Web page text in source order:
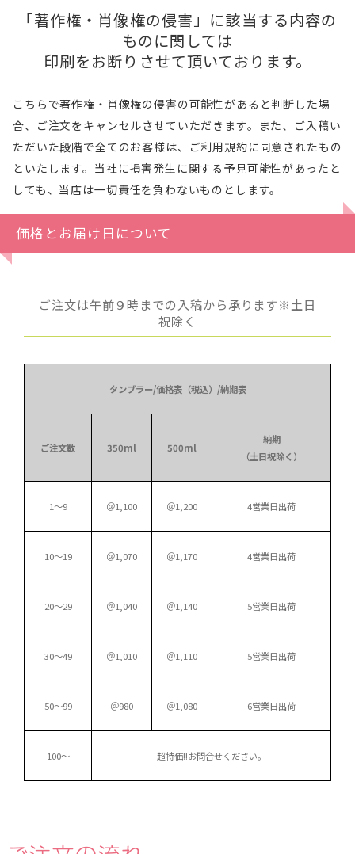
「著作権・肖像権の侵害」に該当する内容の
ものに関しては
印刷をお断りさせて頂いております。
こちらで著作権・肖像権の侵害の可能性があると判断した場
合、ご注文をキャンセルさせていただきます。また、ご入稿い
ただいた段階で全てのお客様は、ご利用規約に同意されたもの
といたします。当社に損害発生に関する予見可能性があったと
しても、当店は一切責任を負わないものとします。
価格とお届け日について
ご注文は午前９時までの入稿から承ります※土日
祝除く
タンブラー/価格表（税込）/納期表
ご注文数 350ml 500ml
納期
（土日祝除く）
1～9 ＠1,100 ＠1,200 4営業日出荷
10～19 ＠1,070 ＠1,170 4営業日出荷
20～29 ＠1,040 ＠1,140 5営業日出荷
30～49 ＠1,010 ＠1,110 5営業日出荷
50～99 ＠980 ＠1,080 6営業日出荷
100～ 超特価!!お問合せください。